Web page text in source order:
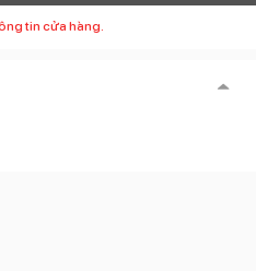
tin cửa hàng.